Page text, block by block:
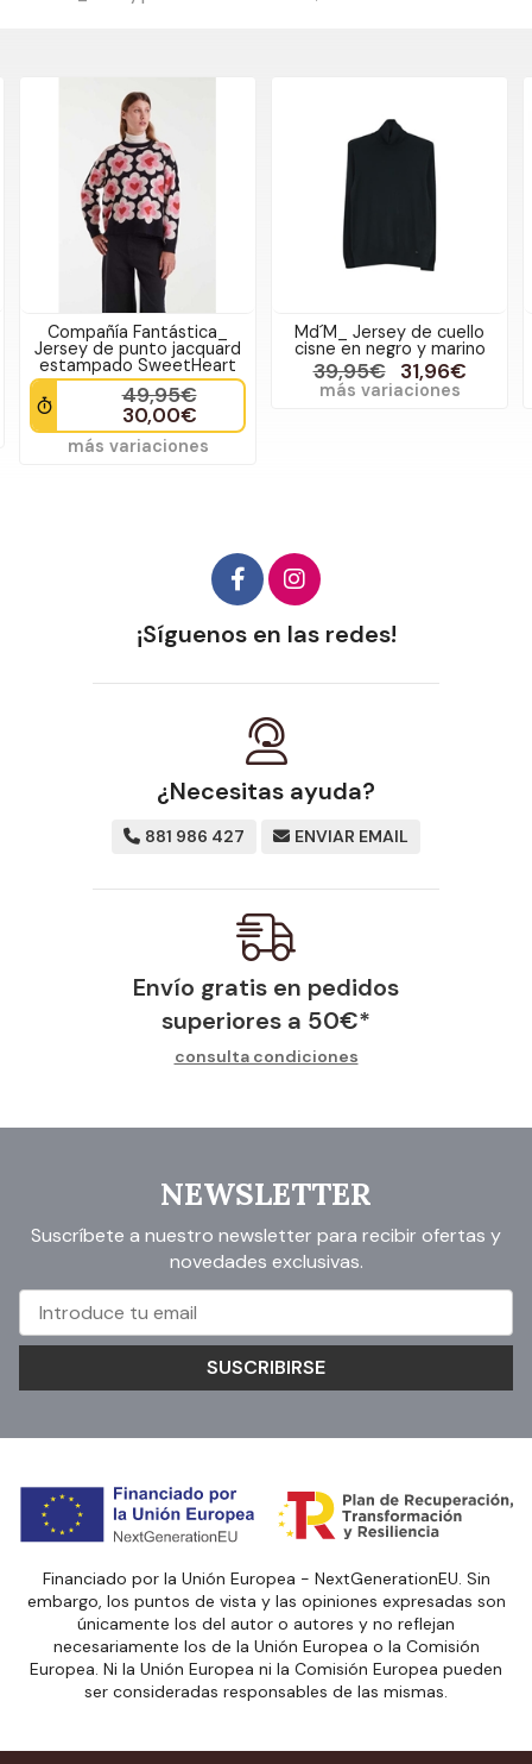
Md´M_ Jersey de cuello
cisne en negro y marino
39,95€ 31,96€
más variaciones
Md´M_ Jersey de punto
manchas
49,95€ 25,00€
más variaciones
¡Síguenos en las redes!
¿Necesitas ayuda?
881 986 427 ENVIAR EMAIL
Envío gratis en pedidos
superiores a 50€*
consulta condiciones
NEWSLETTER
Suscríbete a nuestro newsletter para recibir ofertas y
novedades exclusivas.
SUSCRIBIRSE
Financiado por la Unión Europea - NextGenerationEU. Sin
embargo, los puntos de vista y las opiniones expresadas son
únicamente los del autor o autores y no reflejan
necesariamente los de la Unión Europea o la Comisión
Europea. Ni la Unión Europea ni la Comisión Europea pueden
ser consideradas responsables de las mismas.